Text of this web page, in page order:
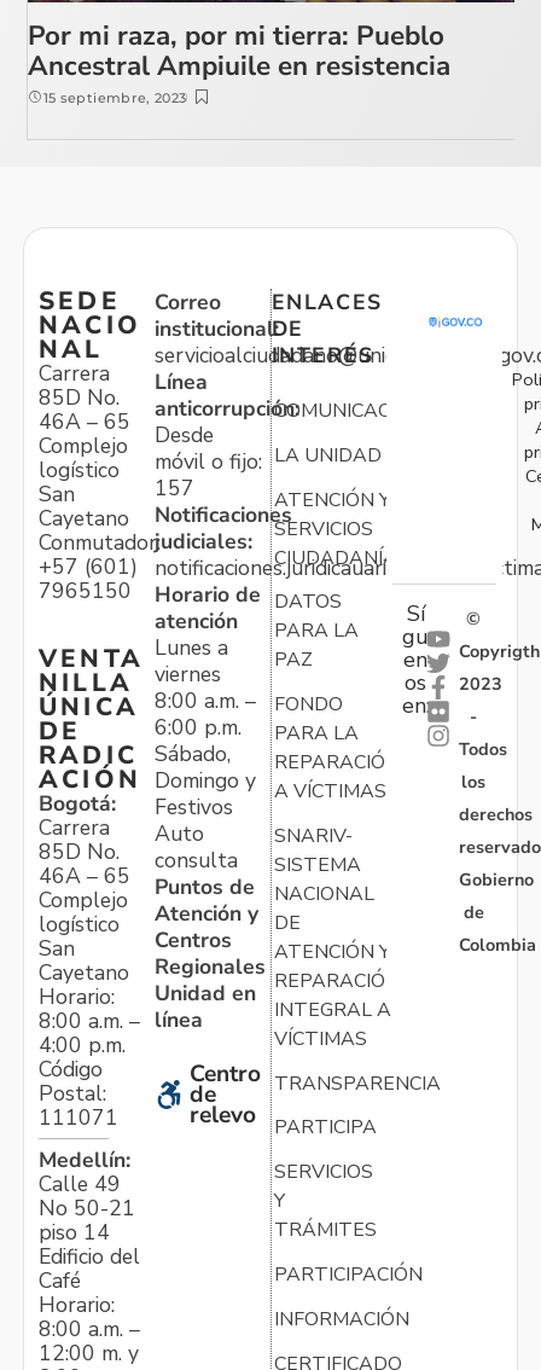
Por mi raza, por mi tierra: Pueblo
Ancestral Ampiuile en resistencia
15 septiembre, 2023
SEDE
NACIO
NAL
Carrera
85D No.
46A – 65
Complejo
logístico
San
Cayetano
Conmutador:
+57 (601)
7965150
VENTA
NILLA
ÚNICA
DE
RADIC
ACIÓN
Bogotá:
Carrera
85D No.
46A – 65
Complejo
logístico
San
Cayetano
Horario:
8:00 a.m. –
4:00 p.m.
Código
Postal:
111071
Medellín:
Calle 49
No 50-21
piso 14
Edificio del
Café
Horario:
8:00 a.m. –
12:00 m. y
Correo
institucional:
Línea
anticorrupción:
Desde
móvil o fijo:
157
Notificaciones
judiciales:
Horario de
atención
Lunes a
viernes
8:00 a.m. –
6:00 p.m.
Sábado,
Domingo y
Festivos
Auto
consulta
Puntos de
Atención y
Centros
Regionales
Unidad en
línea
Centro
de
relevo
ENLACES
DE
INTERÉS
COMUNICACIONES
LA UNIDAD
ATENCIÓN Y
SERVICIOS
CIUDADANÍA
DATOS
PARA LA
PAZ
FONDO
PARA LA
REPARACIÓN
A VÍCTIMAS
SNARIV-
SISTEMA
NACIONAL
DE
ATENCIÓN Y
REPARACIÓN
INTEGRAL A
VÍCTIMAS
TRANSPARENCIA
PARTICIPA
SERVICIOS
Y
TRÁMITES
PARTICIPACIÓN
INFORMACIÓN
CERTIFICADO
Sí
gu
en
os
en:
©
Copyrigth
2023
-
Todos
los
derechos
Gobierno
de
Colombia